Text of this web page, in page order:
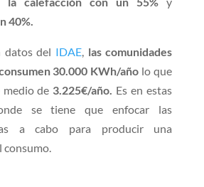
40%.
datos del IDAE, las comunidades
30.000 KWh/año lo que
de 3.225€/año. Es en estas
se tiene que enfocar las
a cabo para producir una
consumo.